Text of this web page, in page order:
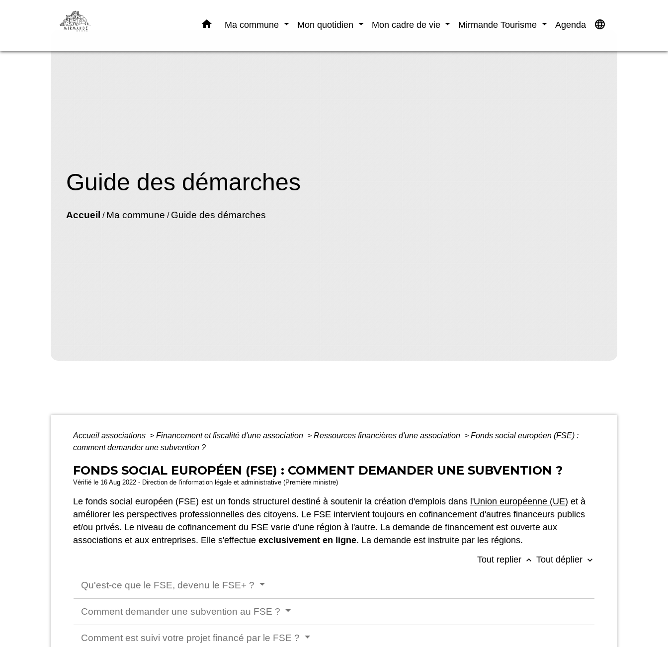
home Ma commune Mon quotidien Mon cadre de vie Mirmande Tourisme Agenda language
Guide des démarches
Accueil / Ma commune / Guide des démarches
Accueil associations > Financement et fiscalité d'une association > Ressources financières d'une association > Fonds social européen (FSE) :
comment demander une subvention ?
FONDS SOCIAL EUROPÉEN (FSE) : COMMENT DEMANDER UNE SUBVENTION ?
Vérifié le 16 Aug 2022 - Direction de l'information légale et administrative (Première ministre)
Le fonds social européen (FSE) est un fonds structurel destiné à soutenir la création d'emplois dans l'Union européenne (UE) et à
améliorer les perspectives professionnelles des citoyens. Le FSE intervient toujours en cofinancement d'autres financeurs publics
et/ou privés. Le niveau de cofinancement du FSE varie d'une région à l'autre. La demande de financement est ouverte aux
associations et aux entreprises. Elle s'effectue exclusivement en ligne. La demande est instruite par les régions.
Tout replier keyboard_arrow_up Tout déplier keyboard_arrow_down
Qu'est-ce que le FSE, devenu le FSE+ ?
Comment demander une subvention au FSE ?
Comment est suivi votre projet financé par le FSE ?